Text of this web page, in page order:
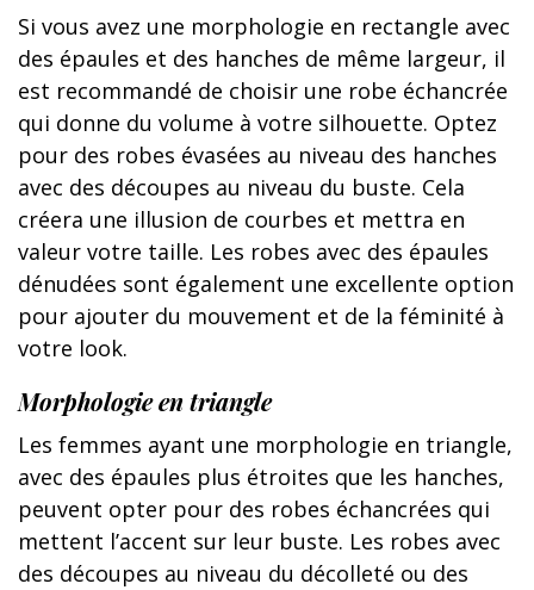
Si vous avez une morphologie en rectangle avec
des épaules et des hanches de même largeur, il
est recommandé de choisir une robe échancrée
qui donne du volume à votre silhouette. Optez
pour des robes évasées au niveau des hanches
avec des découpes au niveau du buste. Cela
créera une illusion de courbes et mettra en
valeur votre taille. Les robes avec des épaules
dénudées sont également une excellente option
pour ajouter du mouvement et de la féminité à
votre look.
Morphologie en triangle
Les femmes ayant une morphologie en triangle,
avec des épaules plus étroites que les hanches,
peuvent opter pour des robes échancrées qui
mettent l’accent sur leur buste. Les robes avec
des découpes au niveau du décolleté ou des